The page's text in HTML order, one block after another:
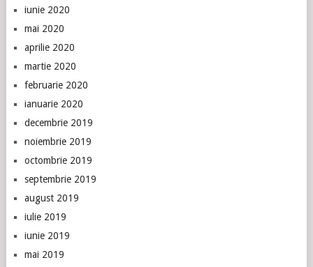
iunie 2020
mai 2020
aprilie 2020
martie 2020
februarie 2020
ianuarie 2020
decembrie 2019
noiembrie 2019
octombrie 2019
septembrie 2019
august 2019
iulie 2019
iunie 2019
mai 2019